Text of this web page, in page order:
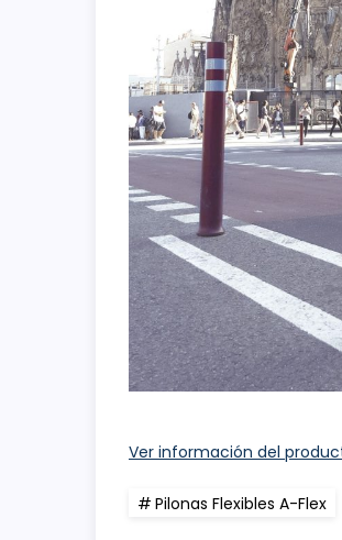
Ver información del
Pilonas Flexibles A-Flex